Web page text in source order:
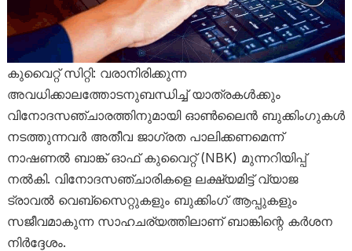
കുവൈറ്റ് സിറ്റി: വരാനിരിക്കുന്ന
അവധിക്കാലത്തോടനുബന്ധിച്ച് യാത്രകൾക്കും
വിനോദസഞ്ചാരത്തിനുമായി ഓൺലൈൻ ബുക്കിംഗുകൾ
നടത്തുന്നവർ അതീവ ജാഗ്രത പാലിക്കണമെന്ന്
നാഷണൽ ബാങ്ക് ഓഫ് കുവൈറ്റ് (NBK) മുന്നറിയിപ്പ്
നൽകി. വിനോദസഞ്ചാരികളെ ലക്ഷ്യമിട്ട് വ്യാജ
ട്രാവൽ വെബ്സൈറ്റുകളും ബുക്കിംഗ് ആപ്പുകളും
സജീവമാകുന്ന സാഹചര്യത്തിലാണ് ബാങ്കിന്റെ കർശന
നിർദ്ദേശം.